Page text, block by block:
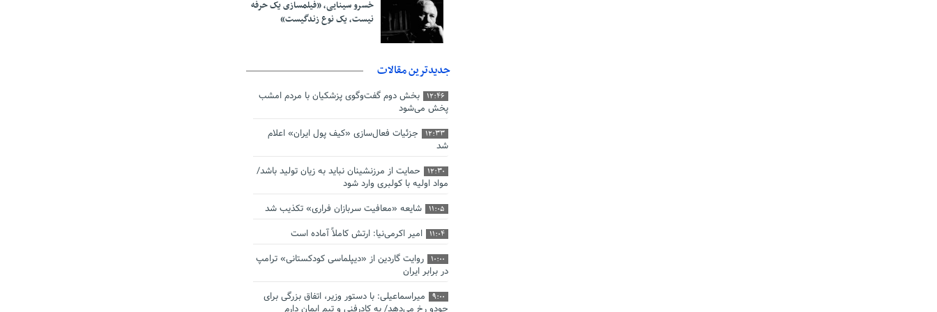
خسرو سینایی، «فیلمسازی یک حرفه
نیست، یک نوع زندگیست»
جدیدترین مقالات
12:46
بخش دوم گفت‌وگوی پزشکیان با مردم امشب
پخش می‌شود
12:33
جزئیات فعال‌سازی «کیف پول ایران» اعلام
شد
12:30
حمایت از مرزنشینان نباید به زیان تولید باشد/
مواد اولیه با کولبری وارد شود
11:05 شایعه «معافیت سربازان فراری» تکذیب شد
11:04 امیر اکرمی‌نیا: ارتش کاملاً آماده است
10:00
روایت گاردین از «دیپلماسی کودکستانی» ترامپ
در برابر ایران
9:00
میراسماعیلی: با دستور وزیر، اتفاق بزرگی برای